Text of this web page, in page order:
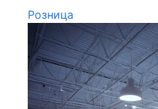
Розница